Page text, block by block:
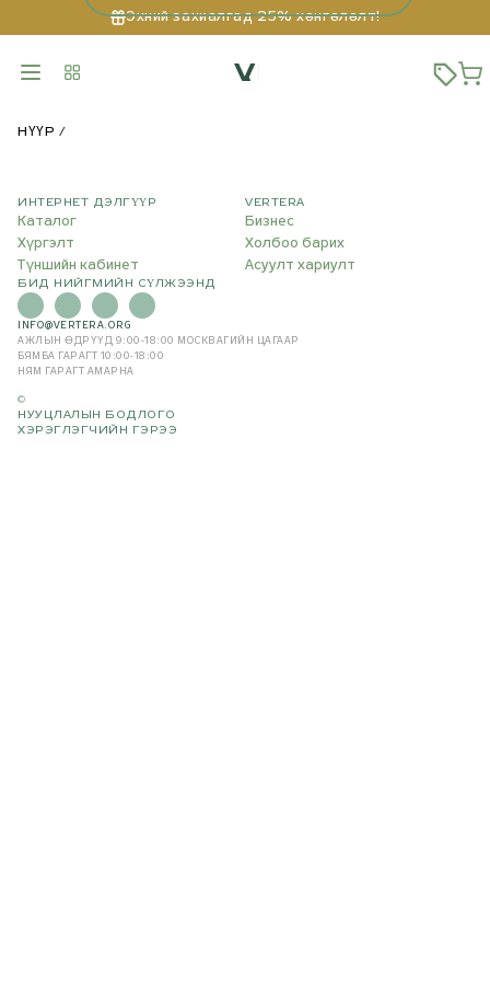
Эхний захиалгад 25% хөнгөлөлт!
НҮҮР
ИНТЕРНЕТ ДЭЛГҮҮР
Каталог
Хүргэлт
Түншийн кабинет
VERTERA
Бизнес
Холбоо барих
Асуулт хариулт
БИД НИЙГМИЙН СҮЛЖЭЭНД
INFO@VERTERA.ORG
АЖЛЫН ӨДРҮҮД 9:00-18:00
МОСКВАГИЙН ЦАГААР
БЯМБА ГАРАГТ 10:00-18:00
НЯМ ГАРАГТ АМАРНА
©
НУУЦЛАЛЫН БОДЛОГО
ХЭРЭГЛЭГЧИЙН ГЭРЭЭ